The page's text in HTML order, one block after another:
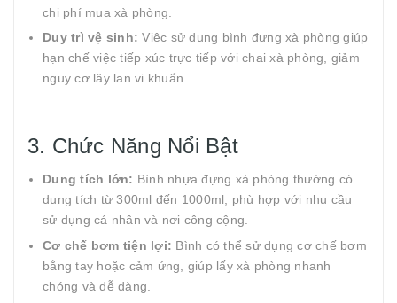
chi phí mua xà phòng.
Duy trì vệ sinh: Việc sử dụng bình đựng xà phòng giúp
hạn chế việc tiếp xúc trực tiếp với chai xà phòng, giảm
nguy cơ lây lan vi khuẩn.
3. Chức Năng Nổi Bật
Dung tích lớn: Bình nhựa đựng xà phòng thường có
dung tích từ 300ml đến 1000ml, phù hợp với nhu cầu
sử dụng cá nhân và nơi công cộng.
Cơ chế bơm tiện lợi: Bình có thể sử dụng cơ chế bơm
bằng tay hoặc cảm ứng, giúp lấy xà phòng nhanh
chóng và dễ dàng.